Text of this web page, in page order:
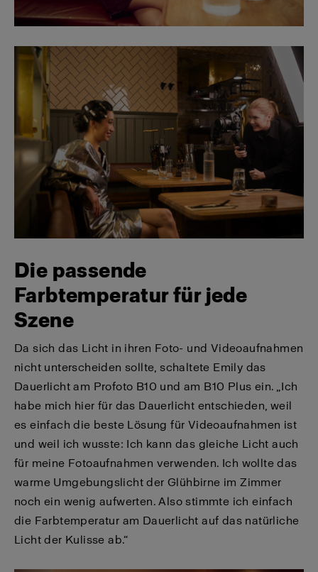
Die passende
Farbtemperatur für jede
Szene
Da sich das Licht in ihren Foto- und Videoaufnahmen
nicht unterscheiden sollte, schaltete Emily das
Dauerlicht am Profoto B10 und am B10 Plus ein. „Ich
habe mich hier für das Dauerlicht entschieden, weil
es einfach die beste Lösung für Videoaufnahmen ist
und weil ich wusste: Ich kann das gleiche Licht auch
für meine Fotoaufnahmen verwenden. Ich wollte das
warme Umgebungslicht der Glühbirne im Zimmer
noch ein wenig aufwerten. Also stimmte ich einfach
die Farbtemperatur am Dauerlicht auf das natürliche
Licht der Kulisse ab.“